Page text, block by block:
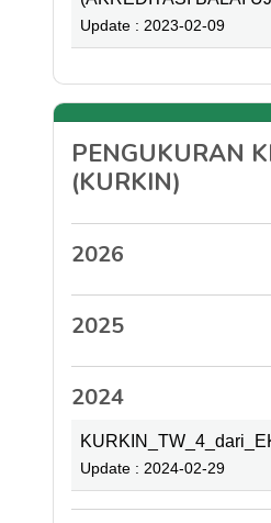
Update : 2023-02-09
PENGUKURAN
(KURKIN)
2026
2025
2024
Update : 2024-02-29